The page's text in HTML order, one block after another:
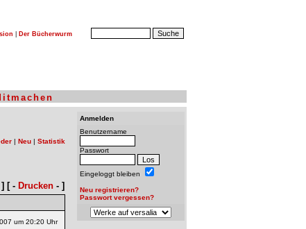
Der Bücherwurm
| Neu | Statistik
] [ - Drucken - ]
um 20:20 Uhr
Anmelden
Benutzername
Passwort
Eingeloggt bleiben
Neu registrieren?
Passwort vergessen?